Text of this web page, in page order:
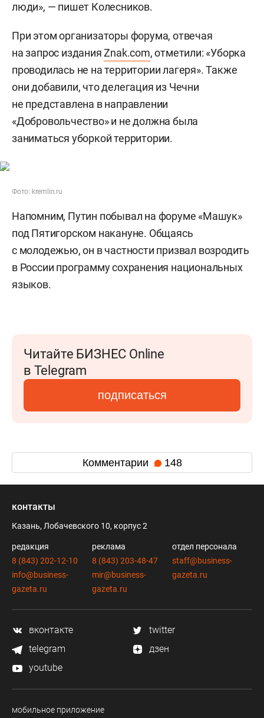
люди», — пишет Колесников.
При этом организаторы форума, отвечая
на запрос изданияZnak.com, отметили: «Уборка
проводилась не на территории лагеря». Также
они добавили, что делегация из Чечни
не представлена в направлении
«Добровольчество» и не должна была
заниматься уборкой территории.
Фото: kremlin.ru
Напомним, Путин побывал на форуме «Машук»
под Пятигорском накануне. Общаясь
с молодежью, он в частности призвал возродить
в России программу сохранения национальных
языков.
Читайте БИЗНЕС Online
в Telegram
подписаться
Комментарии 148
контакты
Казань, Лобачевского 10, корпус 2
редакция
8 (843) 202-12-10
info@business-
gazeta.ru
реклама
8 (843) 203-48-47
mir@business-
gazeta.ru
отдел персонала
staff@business-
gazeta.ru
вконтакте
twitter
telegram
дзен
youtube
мобильное приложение